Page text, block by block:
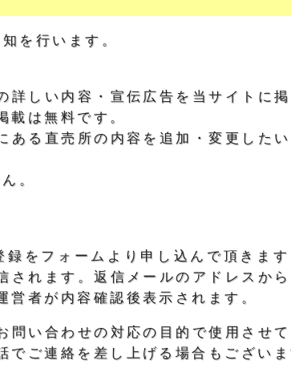
を行います。
詳しい内容・宣伝広告を当サイトに
載は無料です。
ある直売所の内容を追加・変更した
。
をフォームより申し込んで頂きま
されます。返信メールのアドレスか
営者が内容確認後表示されます。
問い合わせの対応の目的で使用させ
ご連絡を差し上げる場合もございま